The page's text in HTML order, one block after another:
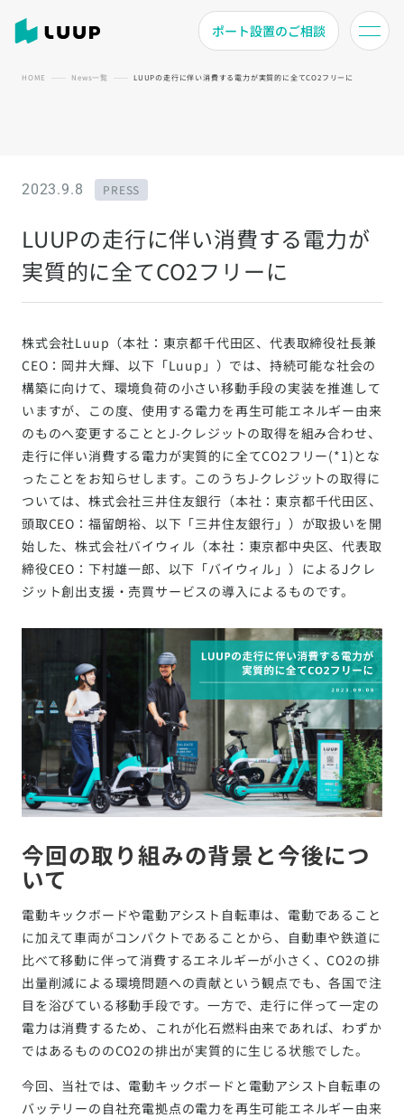
ポート設置のご相談
HOME News一覧 LUUPの走行に伴い消費する電力が実質的に全てCO2フリーに
2023.9.8 PRESS
LUUPの走行に伴い消費する電力が
実質的に全てCO2フリーに
株式会社Luup（本社：東京都千代田区、代表取締役社長兼
CEO：岡井大輝、以下「Luup」）では、持続可能な社会の
構築に向けて、環境負荷の小さい移動手段の実装を推進して
いますが、この度、使用する電力を再生可能エネルギー由来
のものへ変更することとJ-クレジットの取得を組み合わせ、
走行に伴い消費する電力が実質的に全てCO2フリー(*1)とな
ったことをお知らせします。このうちJ-クレジットの取得に
ついては、株式会社三井住友銀行（本社：東京都千代田区、
頭取CEO：福留朗裕、以下「三井住友銀行」）が取扱いを開
始した、株式会社バイウィル（本社：東京都中央区、代表取
締役CEO：下村雄一郎、以下「バイウィル」）によるJクレ
ジット創出支援・売買サービスの導入によるものです。
今回の取り組みの背景と今後につ
いて
電動キックボードや電動アシスト自転車は、電動であること
に加えて車両がコンパクトであることから、自動車や鉄道に
比べて移動に伴って消費するエネルギーが小さく、CO2の排
出量削減による環境問題への貢献という観点でも、各国で注
目を浴びている移動手段です。一方で、走行に伴って一定の
電力は消費するため、これが化石燃料由来であれば、わずか
ではあるもののCO2の排出が実質的に生じる状態でした。
今回、当社では、電動キックボードと電動アシスト自転車の
バッテリーの自社充電拠点の電力を再生可能エネルギー由来